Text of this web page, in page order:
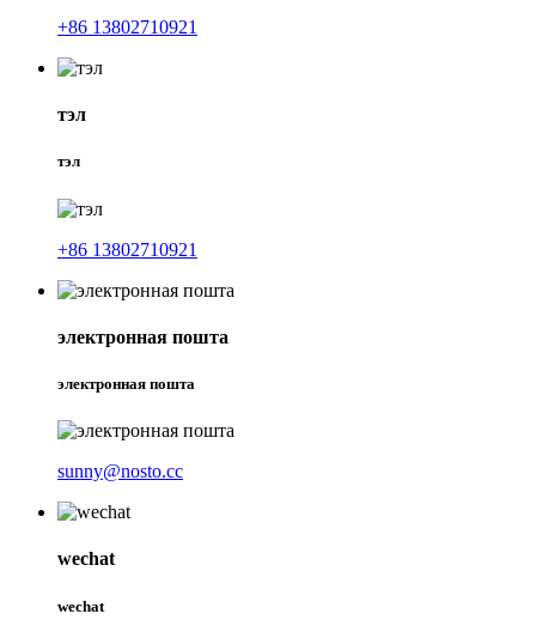
+86 13802710921
тэл
тэл
+86 13802710921
электронная пошта
электронная пошта
sunny@nosto.cc
wechat
wechat